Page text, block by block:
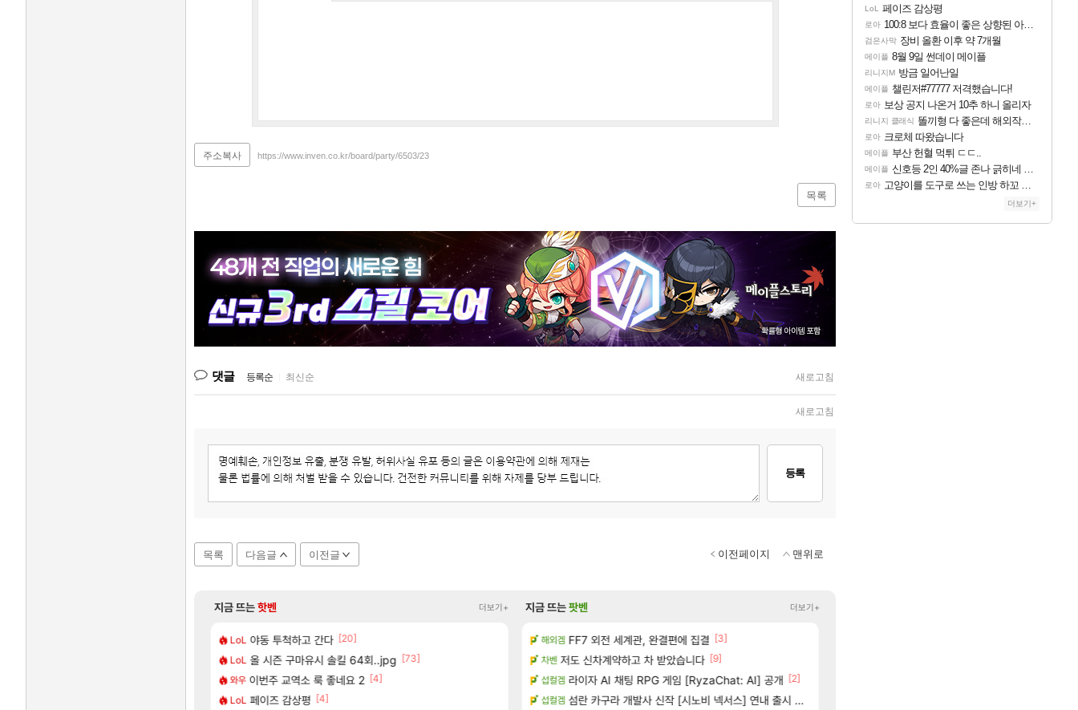
주소복사 https://www.inven.co.kr/board/party/6503/23
목록
댓글 등록순 최신순 새로고침
새로고침
등록
목록 다음글 이전글 이전페이지 맨위로
지금 뜨는핫벤 더보기+
LoL 야동 투척하고 간다 [20]
LoL 올 시즌 구마유시 솔킬 64회..jpg [73]
와우 이번주 교역소 룩 좋네요 2 [4]
LoL 페이즈 감상평 [4]
검은사막 장비 올환 이후 약 7개월 [13]
메이플 8월 9일 썬데이 메이플 [150]
리니지M 방금 일어난일 [14]
메이플 챌린저#77777 저격했습니다! [106]
지금 뜨는팟벤 더보기+
리싱크드 리싱크드 1.06 패치노트 (8/5)
여행 국내에도 이쁜곳이 많은것 같습니다
해외겜 AI발 원가 압박, 메인보드값 오르나
해외겜 중국 CXMT, D램 매출 점유율 7%…글로벌 4위로 부상
해외겜 FF7 외전 세계관, 완결편에 집결 [3]
차벤 저도 신차계약하고 차 받았습니다 [9]
섭컬겜 라이자 AI 채팅 RPG 게임 [RyzaChat: AI] 공개 [2]
섭컬겜 섬란 카구라 개발사 신작 [시노비 넥서스] 연내 출시 예정
LoL 페이즈 감상평
로아 100:8 보다 효율이 좋은 상향된 아제나 ㄷㄷ
검은사막 장비 올환 이후 약 7개월
메이플 8월 9일 썬데이 메이플
리니지M 방금 일어난일
메이플 챌린저#77777 저격했습니다!
로아 보상 공지 나온거 10추 하니 올리자
리니지 클래식 똘끼형 다 좋은데 해외작업장 도와주는 짓은 좀 아니지않냐?
로아 크로체 따왔습니다
메이플 부산 헌혈 먹튀 ㄷㄷ..
메이플 신호등 2인 40%글 존나 긁히네 씨발
로아 고양이를 도구로 쓰는 인방 하꼬 스트리머 박제합니다.
더보기+